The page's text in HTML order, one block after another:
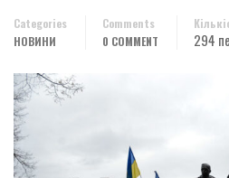
Categories
НОВИНИ
Comments
0 COMMENT
294